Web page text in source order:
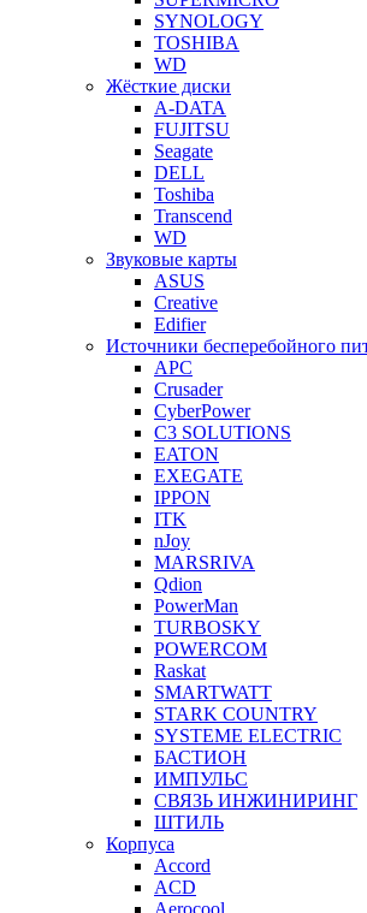
SYNOLOGY
TOSHIBA
WD
Жёсткие диски
A-DATA
FUJITSU
Seagate
DELL
Toshiba
Transcend
WD
Звуковые карты
ASUS
Creative
Edifier
Источники бесперебойного
APC
Crusader
CyberPower
C3 SOLUTIONS
EATON
EXEGATE
IPPON
ITK
nJoy
MARSRIVA
Qdion
PowerMan
TURBOSKY
POWERCOM
Raskat
SMARTWATT
STARK COUNTRY
SYSTEME ELECTRIC
БАСТИОН
ИМПУЛЬС
СВЯЗЬ ИНЖИНИРИНГ
ШТИЛЬ
Корпуса
Accord
ACD